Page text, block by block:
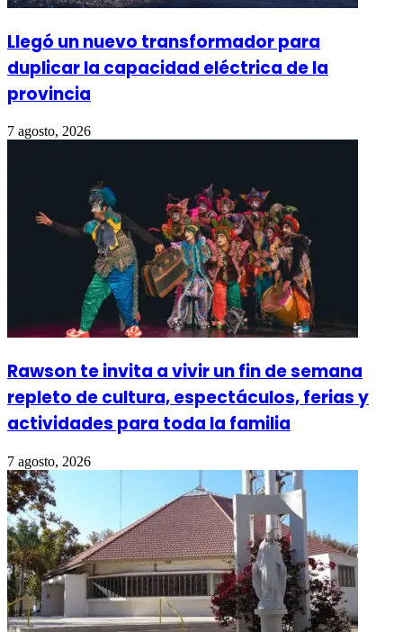
Llegó un nuevo transformador para
duplicar la capacidad eléctrica de la
provincia
7 agosto, 2026
Rawson te invita a vivir un fin de semana
repleto de cultura, espectáculos, ferias y
actividades para toda la familia
7 agosto, 2026